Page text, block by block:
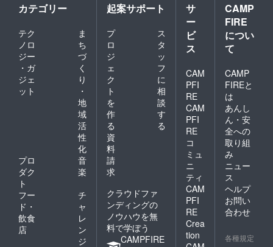
カテゴリー
テク
ノロ
ジー
・ガ
ジェ
ット
ま
ち
づ
く
り
・
地
域
活
性
化
プロ
ダク
ト
音
楽
フー
ド・
飲食
店
チ
ャ
レ
ン
ジ
起案サポート
プ
ロ
ジ
ェ
ク
ト
を
作
る
ス
タ
ッ
フ
に
相
談
す
る
資
料
請
求
クラウドファ
ンディングの
ノウハウを無
料で学ぼう
CAMPFIRE
サ
ー
ビ
ス
CAM
PFI
RE
CAM
PFI
RE
コ
ミュ
ニ
ティ
CAM
PFI
RE
Crea
tion
CAMP
FIRE
につい
て
CAMP
FIREと
は
あんし
ん・安
全への
取り組
み
ニュー
ス
ヘルプ
お問い
合わせ
各種規定